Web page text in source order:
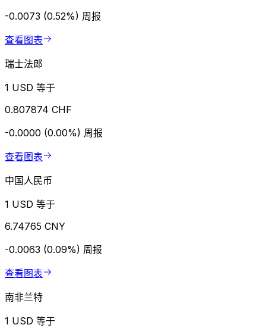
-0.0073 (0.52%) 周报
查看图表
瑞士法郎
1 USD 等于
0.807874 CHF
-0.0000 (0.00%) 周报
查看图表
中国人民币
1 USD 等于
6.74765 CNY
-0.0063 (0.09%) 周报
查看图表
南非兰特
1 USD 等于